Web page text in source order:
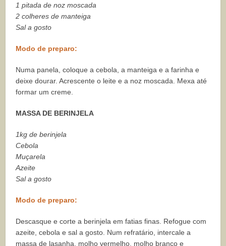
1 pitada de noz moscada
2 colheres de manteiga
Sal a gosto
Modo de preparo:
Numa panela, coloque a cebola, a manteiga e a farinha e
deixe dourar. Acrescente o leite e a noz moscada. Mexa até
formar um creme.
MASSA DE BERINJELA
1kg de berinjela
Cebola
Muçarela
Azeite
Sal a gosto
Modo de preparo:
Descasque e corte a berinjela em fatias finas. Refogue com
azeite, cebola e sal a gosto. Num refratário, intercale a
massa de lasanha, molho vermelho, molho branco e